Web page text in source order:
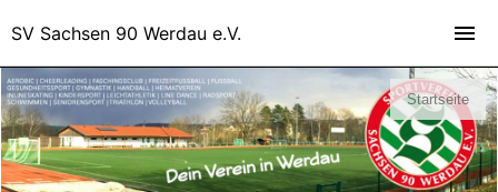
Startseite
SV Sachsen 90 Werdau e.V.